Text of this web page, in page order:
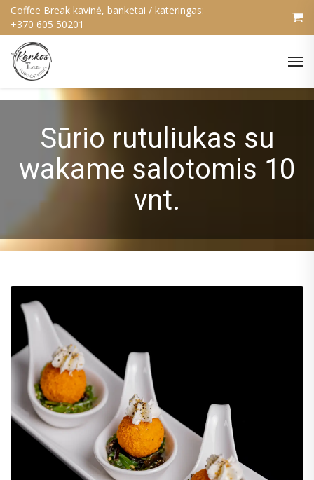
Coffee Break kavinė, banketai / kateringas:
+370 605 50201
Sūrio rutuliukas su
wakame salotomis 10
vnt.